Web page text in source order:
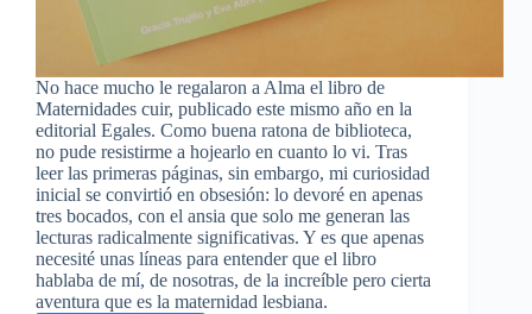
No hace mucho le regalaron a Alma el libro de
Maternidades cuir, publicado este mismo año en la
editorial Egales. Como buena ratona de biblioteca,
no pude resistirme a hojearlo en cuanto lo vi. Tras
leer las primeras páginas, sin embargo, mi curiosidad
inicial se convirtió en obsesión: lo devoré en apenas
tres bocados, con el ansia que solo me generan las
lecturas radicalmente significativas. Y es que apenas
necesité unas líneas para entender que el libro
hablaba de mí, de nosotras, de la increíble pero cierta
aventura que es la maternidad lesbiana.